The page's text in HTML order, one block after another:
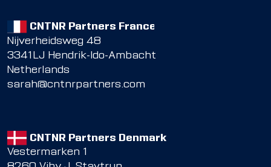
CNTNR Partners France
Nijverheidsweg 48
3341LJ Hendrik-Ido-Ambacht
Netherlands
sarah@cntnrpartners.com
CNTNR Partners Denmark
Vestermarken 1